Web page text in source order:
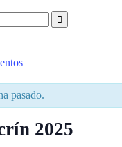
pasado.
2025